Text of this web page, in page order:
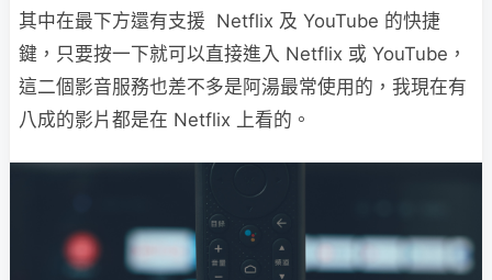
其中在最下方還有支援 Netflix 及 YouTube 的快捷
鍵，只要按一下就可以直接進入 Netflix 或 YouTube，
這二個影音服務也差不多是阿湯最常使用的，我現在有
八成的影片都是在 Netflix 上看的。